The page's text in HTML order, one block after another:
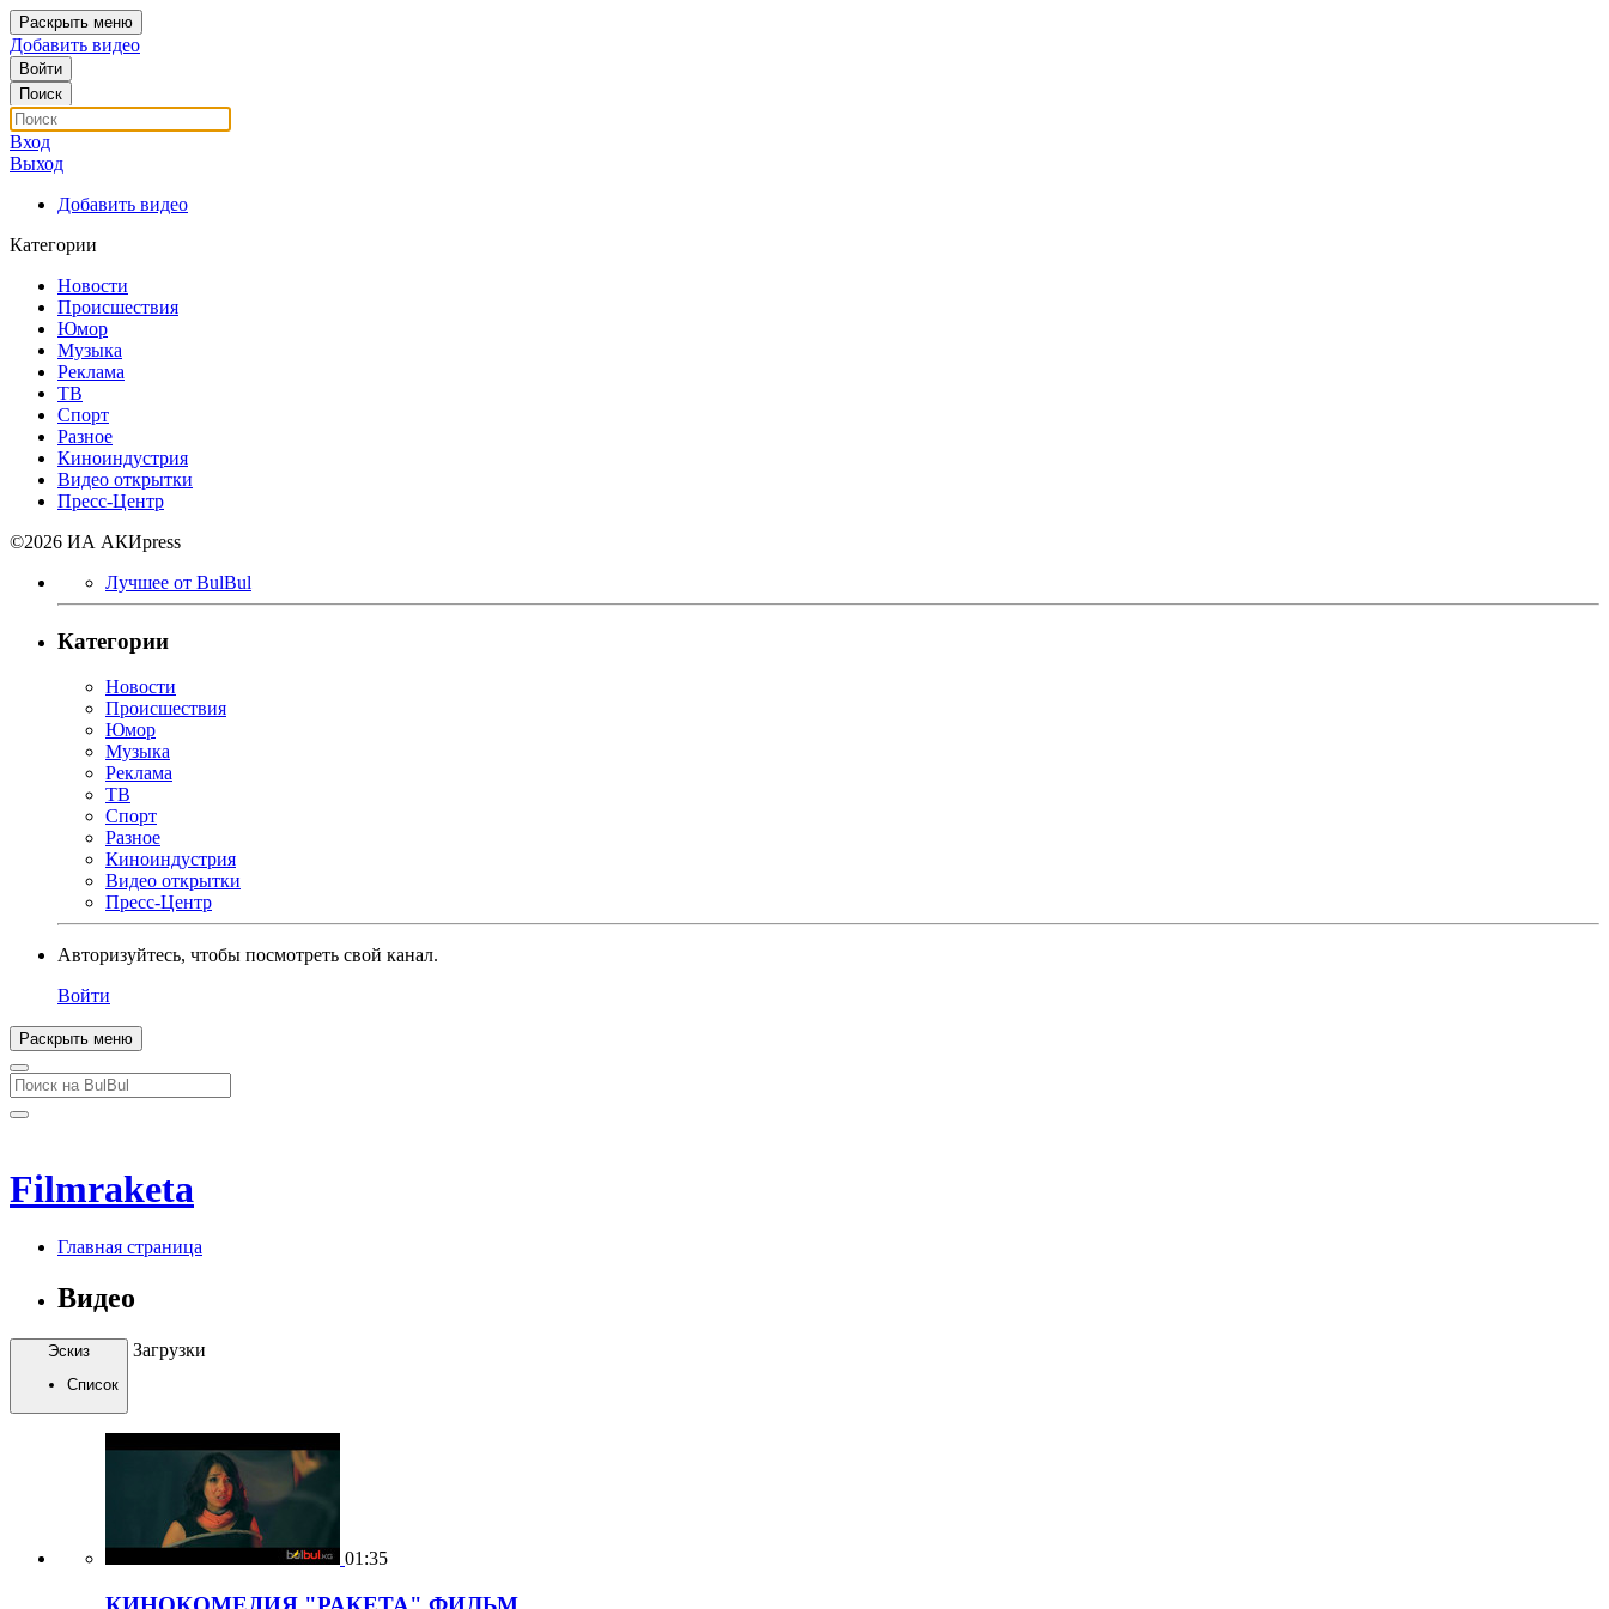
Раскрыть меню
Добавить видео
Войти
Поиск
Вход
Выход
Добавить видео
Категории
Новости
Происшествия
Юмор
Музыка
Реклама
ТВ
Спорт
Разное
Киноиндустрия
Видео открытки
Пресс-Центр
©2026 ИА АКИpress
Лучшее от BulBul
Категории
Новости
Происшествия
Юмор
Музыка
Реклама
ТВ
Спорт
Разное
Киноиндустрия
Видео открытки
Пресс-Центр
Авторизуйтесь, чтобы посмотреть свой канал.
Войти
Раскрыть меню
Filmraketa
Главная страница
Видео
Эскиз
Список
Загрузки
01:35